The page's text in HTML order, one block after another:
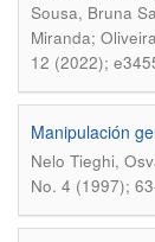
Sousa, Bruna
Miranda;
12 (2022);
Manipulación
Nelo Tieghi,
No. 4 (1997);